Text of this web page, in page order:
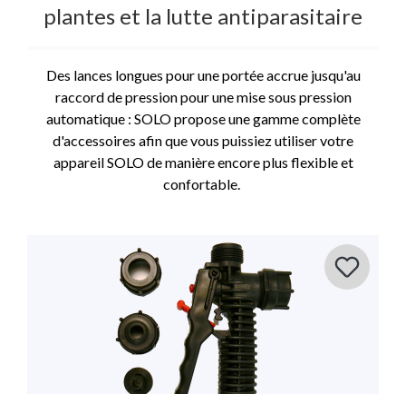
plantes et la lutte antiparasitaire
Des lances longues pour une portée accrue jusqu'au
raccord de pression pour une mise sous pression
automatique : SOLO propose une gamme complète
d'accessoires afin que vous puissiez utiliser votre
appareil SOLO de manière encore plus flexible et
confortable.